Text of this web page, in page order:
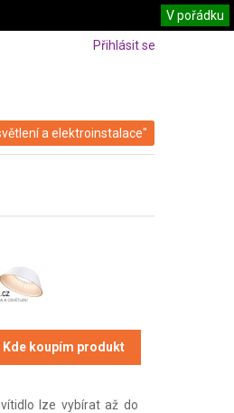
Přihlásit se
a elektroinstalace"
Kde koupím produkt
lze vybírat až do
V pořádku